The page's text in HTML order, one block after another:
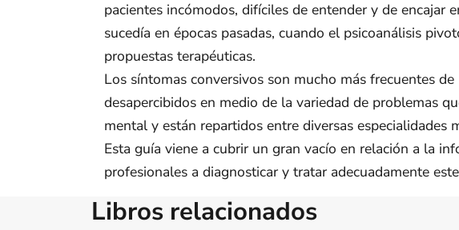
pacientes incómodos, difíciles de entender y de
sucedía en épocas pasadas, cuando el psicoanálisis
propuestas terapéuticas.
Los síntomas conversivos son mucho más frecuentes
desapercibidos en medio de la variedad de problemas
mental y están repartidos entre diversas especialidades
Esta guía viene a cubrir un gran vacío en relación a la
profesionales a diagnosticar y tratar adecuadamente
Libros relacionados